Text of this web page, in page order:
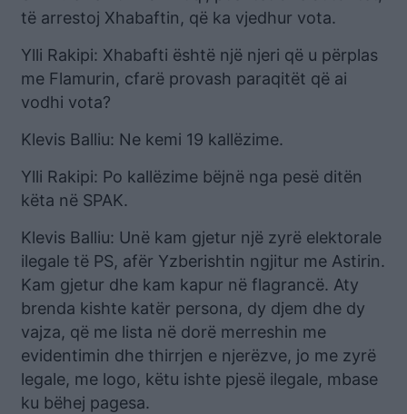
të arrestoj Xhabaftin, që ka vjedhur vota.
Ylli Rakipi: Xhabafti është një njeri që u përplas
me Flamurin, cfarë provash paraqitët që ai
vodhi vota?
Klevis Balliu: Ne kemi 19 kallëzime.
Ylli Rakipi: Po kallëzime bëjnë nga pesë ditën
këta në SPAK.
Klevis Balliu: Unë kam gjetur një zyrë elektorale
ilegale të PS, afër Yzberishtin ngjitur me Astirin.
Kam gjetur dhe kam kapur në flagrancë. Aty
brenda kishte katër persona, dy djem dhe dy
vajza, që me lista në dorë merreshin me
evidentimin dhe thirrjen e njerëzve, jo me zyrë
legale, me logo, këtu ishte pjesë ilegale, mbase
ku bëhej pagesa.